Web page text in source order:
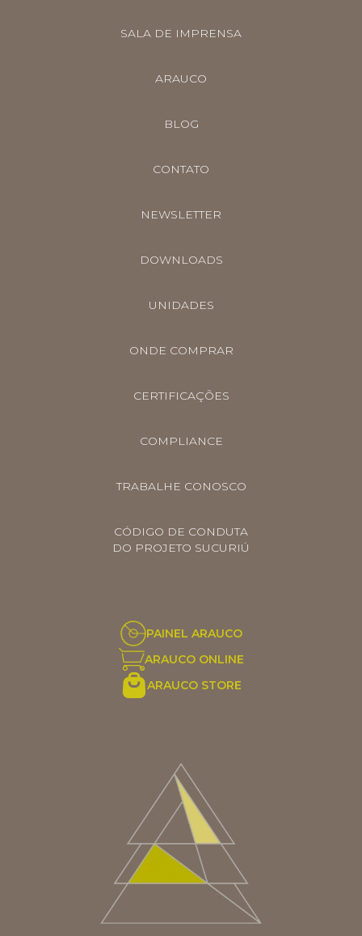
SALA DE IMPRENSA
ARAUCO
BLOG
CONTATO
NEWSLETTER
DOWNLOADS
UNIDADES
ONDE COMPRAR
CERTIFICAÇÕES
COMPLIANCE
TRABALHE CONOSCO
CÓDIGO DE CONDUTA
DO PROJETO SUCURIÚ
PAINEL ARAUCO
ARAUCO ONLINE
ARAUCO STORE